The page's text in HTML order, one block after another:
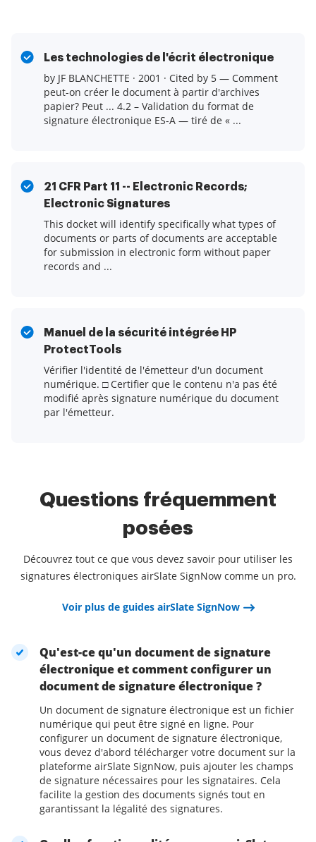
Les technologies de l'écrit électronique
by JF BLANCHETTE · 2001 · Cited by 5 — Comment
peut-on créer le document à partir d'archives
papier? Peut ... 4.2 – Validation du format de
signature électronique ES-A — tiré de « ...
21 CFR Part 11 -- Electronic Records;
Electronic Signatures
This docket will identify specifically what types of
documents or parts of documents are acceptable
for submission in electronic form without paper
records and ...
Manuel de la sécurité intégrée HP
ProtectTools
Vérifier l'identité de l'émetteur d'un document
numérique. □ Certifier que le contenu n'a pas été
modifié après signature numérique du document
par l'émetteur.
Questions fréquemment
posées
Découvrez tout ce que vous devez savoir pour utiliser les
signatures électroniques airSlate SignNow comme un pro.
Voir plus de guides airSlate SignNow
Qu'est-ce qu'un document de signature
électronique et comment configurer un
document de signature électronique ?
Un document de signature électronique est un fichier
numérique qui peut être signé en ligne. Pour
configurer un document de signature électronique,
vous devez d'abord télécharger votre document sur la
plateforme airSlate SignNow, puis ajouter les champs
de signature nécessaires pour les signataires. Cela
facilite la gestion des documents signés tout en
garantissant la légalité des signatures.